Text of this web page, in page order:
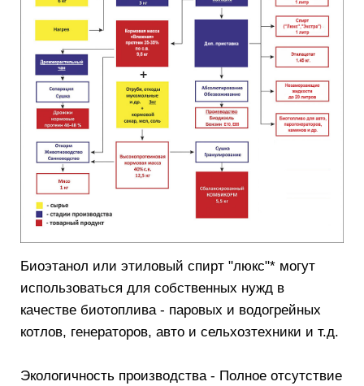
Биоэтанол или этиловый спирт "люкс"* могут
использоваться для собственных нужд в
качестве биотоплива - паровых и водогрейных
котлов, генераторов, авто и сельхозтехники и т.д.
Экологичность производства - Полное отсутствие